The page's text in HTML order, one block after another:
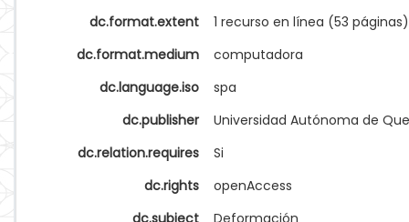
dc.format.extent
1 recurso en línea (53 páginas)
dc.format.medium
computadora
dc.language.iso
spa
dc.publisher
Universidad Autónoma de
dc.relation.requires
Si
dc.rights
openAccess
dc.subject
Deformación